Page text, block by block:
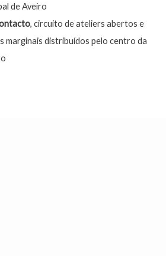
de Aveiro
, circuito de ateliers abertos e
marginais distribuídos pelo centro da